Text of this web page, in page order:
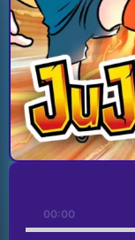
Audio
00:00